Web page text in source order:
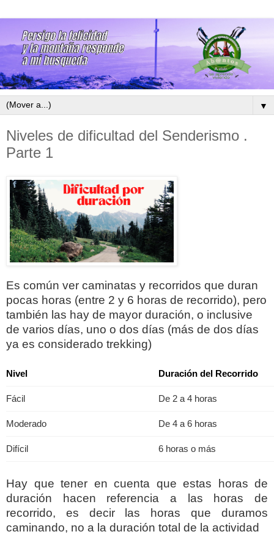
▼
Niveles de dificultad del Senderismo .
Parte 1
Es común ver caminatas y recorridos que duran
pocas horas (entre 2 y 6 horas de recorrido), pero
también las hay de mayor duración, o inclusive
de varios días, uno o dos días (más de dos días
ya es considerado trekking)
Nivel Duración del Recorrido
Fácil De 2 a 4 horas
Moderado De 4 a 6 horas
Difícil 6 horas o más
Hay que tener en cuenta que estas horas de
duración hacen referencia a las horas de
recorrido, es decir las horas que duramos
caminando, no a la duración total de la actividad